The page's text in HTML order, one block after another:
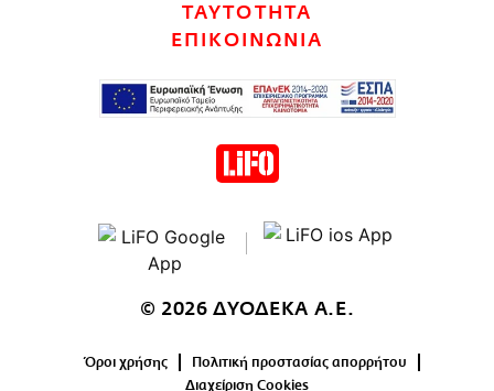
ΤΑΥΤΟΤΗΤΑ
ΕΠΙΚΟΙΝΩΝΙΑ
© 2026 ΔΥΟΔΕΚΑ Α.Ε.
Όροι χρήσης
Πολιτική προστασίας απορρήτου
Διαχείριση Cookies